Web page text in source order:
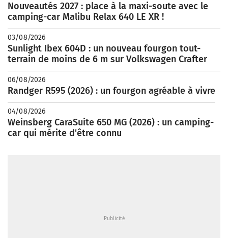
Nouveautés 2027 : place à la maxi-soute avec le
camping-car Malibu Relax 640 LE XR !
03/08/2026
Sunlight Ibex 604D : un nouveau fourgon tout-
terrain de moins de 6 m sur Volkswagen Crafter
06/08/2026
Randger R595 (2026) : un fourgon agréable à vivre
04/08/2026
Weinsberg CaraSuite 650 MG (2026) : un camping-
car qui mérite d'être connu